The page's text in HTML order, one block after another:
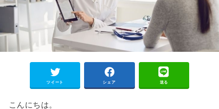
ツイート シェア 送る
こんにちは。